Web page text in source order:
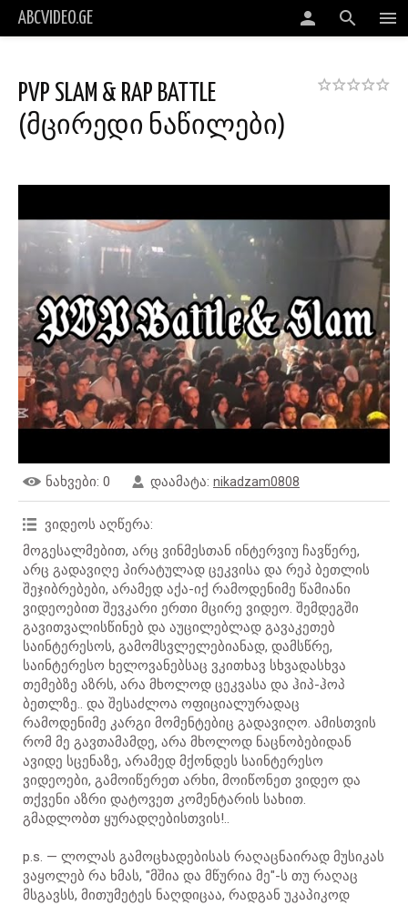
menu
search
person
ABCVIDEO.GE
PVP SLAM & RAP BATTLE
(მცირედი ნაწილები)
ნახვები: 0 დაამატა: nikadzam0808
ვიდეოს აღწერა:
მოგესალმებით, არც ვინმესთან ინტერვიუ ჩავწერე,
არც გადავიღე პირატულად ცეკვისა და რეპ ბეთლის
შეჯიბრებები, არამედ აქა-იქ რამოდენიმე წამიანი
ვიდეოებით შევკარი ერთი მცირე ვიდეო. შემდეგში
გავითვალისწინებ და აუცილებლად გავაკეთებ
საინტერესოს, გამომსვლელებიანად, დამსწრე,
საინტერესო ხელოვანებსაც ვკითხავ სხვადასხვა
თემებზე აზრს, არა მხოლოდ ცეკვასა და ჰიპ-ჰოპ
ბეთლზე.. და შესაძლოა ოფიციალურადაც
რამოდენიმე კარგი მომენტებიც გადავიღო. ამისთვის
რომ მე გავთამამდე, არა მხოლოდ ნაცნობებიდან
ავიდე სცენაზე, არამედ მქონდეს საინტერესო
ვიდეოები, გამოიწერეთ არხი, მოიწონეთ ვიდეო და
თქვენი აზრი დატოვეთ კომენტარის სახით.
გმადლობთ ყურადღებისთვის!..
p.s. — ლოლას გამოცხადებისას რაღაცნაირად მუსიკას
ვაყოლებ რა ხმას, "მშია და მწურია მე"-ს თუ რაღაც
მსგავსს, მითუმეტეს ნაღდიცაა, რადგან უკაპიკოდ